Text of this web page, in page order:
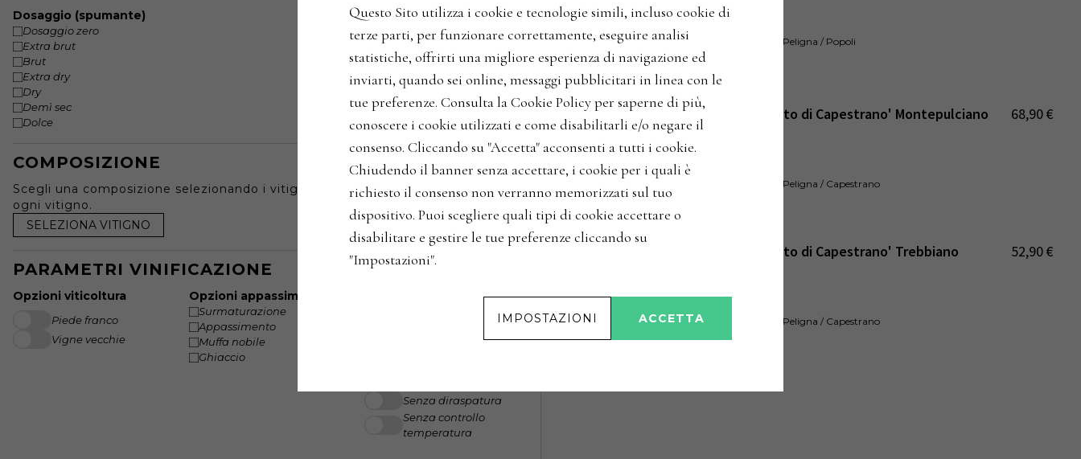
Dosaggio (spumante)
Dosaggio zero
Extra brut
Brut
Extra dry
Dry
Demì sec
Dolce
COMPOSIZIONE
Scegli una composizione selezionando i vitigni e specificando la percentuale per
ogni vitigno.
SELEZIONA VITIGNO
PARAMETRI VINIFICAZIONE
Opzioni viticoltura
Piede franco
Vigne vecchie
Opzioni appassimento
Surmaturazione
Appassimento
Muffa nobile
Ghiaccio
Opzioni fermentazione
Senza diraspatura
Senza controllo
temperatura
Valle Reale
Italia / Abruzzo / Conca Peligna / Popoli
'Vigna del Convento di Capestrano' Montepulciano
d'Abruzzo Doc
68,90€
Valle Reale
Italia / Abruzzo / Conca Peligna / Capestrano
ANNATE
'Vigna del Convento di Capestrano' Trebbiano
52,90€
Italia / Abruzzo / Conca Peligna / Capestrano
Questo Sito utilizza i cookie e tecnologie simili, incluso cookie di
terze parti, per funzionare correttamente, eseguire analisi
statistiche, offrirti una migliore esperienza di navigazione ed
inviarti, quando sei online, messaggi pubblicitari in linea con le
tue preferenze. Consulta la Cookie Policy per saperne di più,
conoscere i cookie utilizzati e come disabilitarli e/o negare il
consenso. Cliccando su "Accetta" acconsenti a tutti i cookie.
Chiudendo il banner senza accettare, i cookie per i quali è
richiesto il consenso non verranno memorizzati sul tuo
dispositivo. Puoi scegliere quali tipi di cookie accettare o
disabilitare e gestire le tue preferenze cliccando su
"Impostazioni".
IMPOSTAZIONI ACCETTA